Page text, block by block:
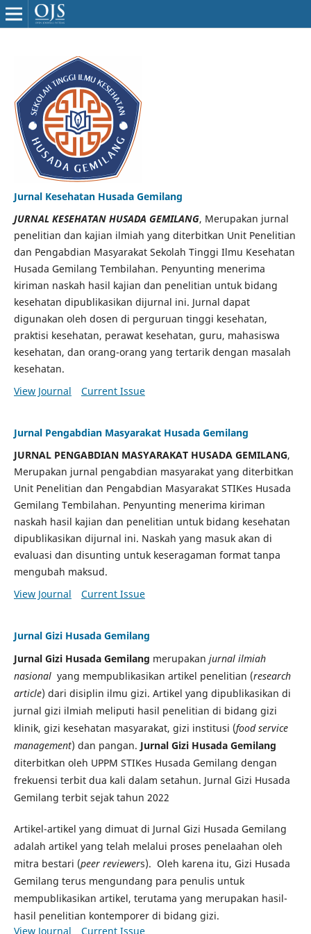
Jurnal Kesehatan Husada Gemilang
JURNAL KESEHATAN HUSADA GEMILANG, Merupakan jurnal
penelitian dan kajian ilmiah yang diterbitkan Unit Penelitian
dan Pengabdian Masyarakat Sekolah Tinggi Ilmu Kesehatan
Husada Gemilang Tembilahan. Penyunting menerima
kiriman naskah hasil kajian dan penelitian untuk bidang
kesehatan dipublikasikan dijurnal ini. Jurnal dapat
digunakan oleh dosen di perguruan tinggi kesehatan,
praktisi kesehatan, perawat kesehatan, guru, mahasiswa
kesehatan, dan orang-orang yang tertarik dengan masalah
kesehatan.
View Journal
Current Issue
Jurnal Pengabdian Masyarakat Husada Gemilang
JURNAL PENGABDIAN MASYARAKAT HUSADA GEMILANG,
Merupakan jurnal pengabdian masyarakat yang diterbitkan
Unit Penelitian dan Pengabdian Masyarakat STIKes Husada
Gemilang Tembilahan. Penyunting menerima kiriman
naskah hasil kajian dan penelitian untuk bidang kesehatan
dipublikasikan dijurnal ini. Naskah yang masuk akan di
evaluasi dan disunting untuk keseragaman format tanpa
mengubah maksud.
View Journal
Current Issue
Jurnal Gizi Husada Gemilang
Jurnal Gizi Husada Gemilang merupakan jurnal ilmiah
nasionalyang mempublikasikan artikel penelitian (research
article) dari disiplin ilmu gizi. Artikel yang dipublikasikan di
jurnal gizi ilmiah meliputi hasil penelitian di bidang gizi
klinik, gizi kesehatan masyarakat, gizi institusi (food service
management) dan pangan. Jurnal Gizi Husada Gemilang
diterbitkan oleh UPPM STIKes Husada Gemilang dengan
frekuensi terbit dua kali dalam setahun. Jurnal Gizi Husada
Gemilang terbit sejak tahun 2022
Artikel-artikel yang dimuat di Jurnal Gizi Husada Gemilang
adalah artikel yang telah melalui proses penelaahan oleh
mitra bestari (peer reviewers). Oleh karena itu, Gizi Husada
Gemilang terus mengundang para penulis untuk
mempublikasikan artikel, terutama yang merupakan hasil-
hasil penelitian kontemporer di bidang gizi.
View Journal
Current Issue